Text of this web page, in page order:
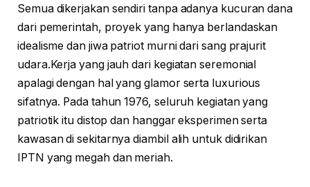
Semua dikerjakan sendiri tanpa adanya kucuran dana
dari pemerintah, proyek yang hanya berlandaskan
idealisme dan jiwa patriot murni dari sang prajurit
udara.Kerja yang jauh dari kegiatan seremonial
apalagi dengan hal yang glamor serta luxurious
sifatnya. Pada tahun 1976, seluruh kegiatan yang
patriotik itu distop dan hanggar eksperimen serta
kawasan di sekitarnya diambil alih untuk didirikan
IPTN yang megah dan meriah.